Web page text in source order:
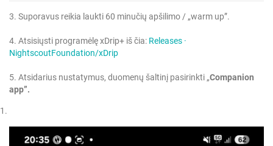
3. Suporavus reikia laukti 60 minučių apšilimo / „warm up”.
4. Atsisiųsti programėlę xDrip+ iš čia: Releases ·
NightscoutFoundation/xDrip
5. Atsidarius nustatymus, duomenų šaltinį pasirinkti „Companion
app”.